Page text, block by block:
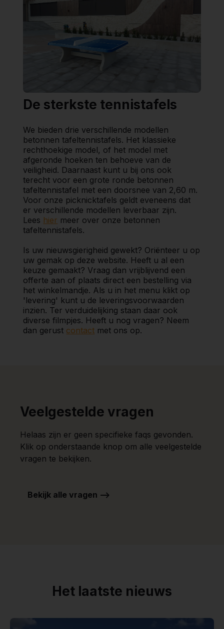
De sterkste tennistafels
We bieden drie verschillende modellen
betonnen tafeltennistafels. Het klassieke
rechthoekige model, of het model met
afgeronde hoeken ten behoeve van de
veiligheid. Daarnaast kunt u bij ons ook
terecht voor een grote ronde betonnen
tafeltennistafel met een doorsnee van 2,60 m.
Voor onze picknicktafels geldt eveneens dat
er verschillende modellen leverbaar zijn.
Lees hier meer over onze betonnen
tafeltennistafels.
Is uw nieuwsgierigheid gewekt? Oriënteer u op
uw gemak op deze website. Heeft u al een
keuze gemaakt? Vraag dan vrijblijvend een
offerte aan of plaats direct een bestelling via
het winkelmandje. Als u in het menu klikt op
'levering' kunt u de leveringsvoorwaarden
inzien. Ter verduidelijking staan daar ook
diverse filmpjes. Heeft u nog vragen? Neem
dan gerust contact met ons op.
Veelgestelde vragen
Helaas zijn er geen specifieke faqs gevonden.
Klik op onderstaande knop om alle veelgestelde
vragen te bekijken.
Bekijk alle vragen -->
Het laatste nieuws